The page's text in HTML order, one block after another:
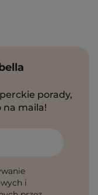
porady,
na maila!
i